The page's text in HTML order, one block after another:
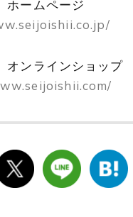
ームページ
ンラインショップ